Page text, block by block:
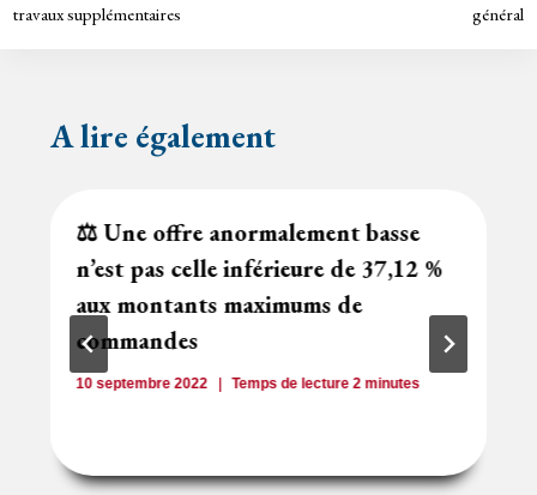
travaux supplémentaires
général
A lire également
⚖️ Une offre anormalement basse
n’est pas celle inférieure de 37,12 %
aux montants maximums de
commandes
10 septembre 2022 Temps de lecture 2minutes